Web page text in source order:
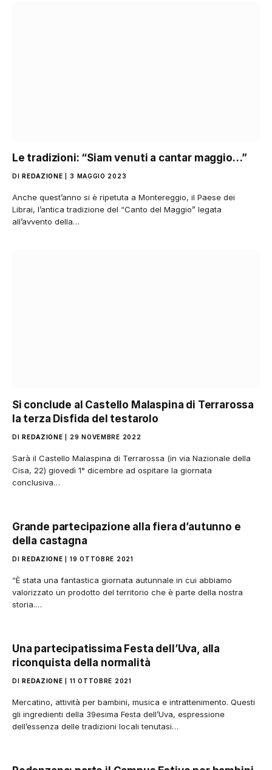
Le tradizioni: “Siam venuti a cantar maggio…”
DI REDAZIONE 3 MAGGIO 2023
Anche quest’anno si è ripetuta a Montereggio, il Paese dei
Librai, l’antica tradizione del “Canto del Maggio” legata
all’avvento della…
Si conclude al Castello Malaspina di Terrarossa
la terza Disfida del testarolo
DI REDAZIONE 29 NOVEMBRE 2022
Sarà il Castello Malaspina di Terrarossa (in via Nazionale della
Cisa, 22) giovedì 1° dicembre ad ospitare la giornata
conclusiva…
Grande partecipazione alla fiera d’autunno e
della castagna
DI REDAZIONE 19 OTTOBRE 2021
“È stata una fantastica giornata autunnale in cui abbiamo
valorizzato un prodotto del territorio che è parte della nostra
storia.…
Una partecipatissima Festa dell’Uva, alla
riconquista della normalità
DI REDAZIONE 11 OTTOBRE 2021
Mercatino, attività per bambini, musica e intrattenimento. Questi
gli ingredienti della 39esima Festa dell’Uva, espressione
dell’essenza delle tradizioni locali tenutasi…